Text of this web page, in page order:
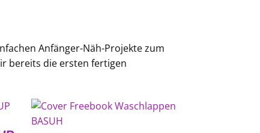
Anfänger-Näh-Projekte zum
bereits die ersten fertigen